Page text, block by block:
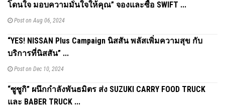
โดนใจ มอบความมั่นใจให้คุณ” จองและซื้อ SWIFT ...
Post on Aug 06, 2024
“YES! NISSAN Plus Campaign นิสสัน พลัสเพิ่มความสุข กับ
บริการที่นิสสัน” ...
Post on Dec 10, 2024
“ซูซูกิ” ผนึกกำลังพันธมิตร ส่ง SUZUKI CARRY FOOD TRUCK
และ BABER TRUCK ...